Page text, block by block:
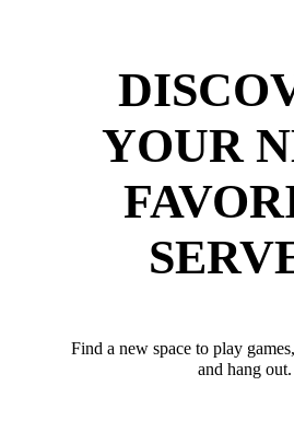
YOUR
Find a new space to play
and hang out.